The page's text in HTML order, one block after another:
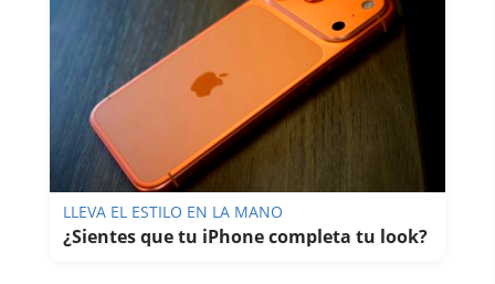
LLEVA EL ESTILO EN LA MANO
¿Sientes que tu iPhone completa tu look?